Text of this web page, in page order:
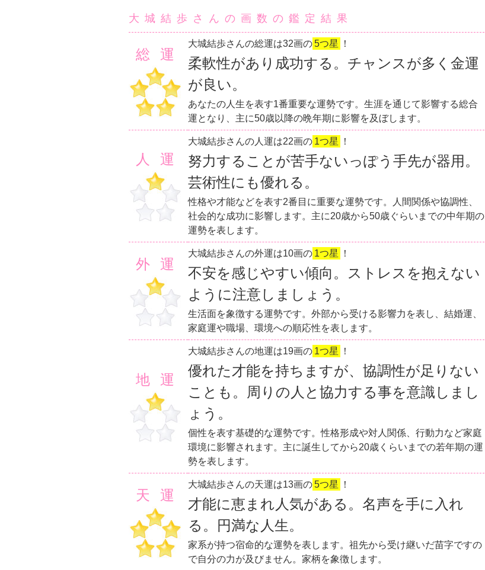
大城結歩さんの画数の鑑定結果
総運
大城結歩さんの総運は32画の5つ星 ！
柔軟性があり成功する。チャンスが多く金運
が良い。
あなたの人生を表す1番重要な運勢です。生涯を通じて影響する総合
運となり、主に50歳以降の晩年期に影響を及ぼします。
人運
大城結歩さんの人運は22画の 1つ星 ！
努力することが苦手ないっぽう手先が器用。
芸術性にも優れる。
性格や才能などを表す2番目に重要な運勢です。人間関係や協調性、
社会的な成功に影響します。主に20歳から50歳ぐらいまでの中年期の
運勢を表します。
外運
大城結歩さんの外運は10画の 1つ星 ！
不安を感じやすい傾向。ストレスを抱えない
ように注意しましょう。
生活面を象徴する運勢です。外部から受ける影響力を表し、結婚運、
家庭運や職場、環境への順応性を表します。
地運
大城結歩さんの地運は19画の 1つ星 ！
優れた才能を持ちますが、協調性が足りない
ことも。周りの人と協力する事を意識しまし
ょう。
個性を表す基礎的な運勢です。性格形成や対人関係、行動力など家庭
環境に影響されます。主に誕生してから20歳くらいまでの若年期の運
勢を表します。
天運
大城結歩さんの天運は13画の5つ星 ！
才能に恵まれ人気がある。名声を手に入れ
る。円満な人生。
家系が持つ宿命的な運勢を表します。祖先から受け継いだ苗字ですの
で自分の力が及びません。家柄を象徴します。